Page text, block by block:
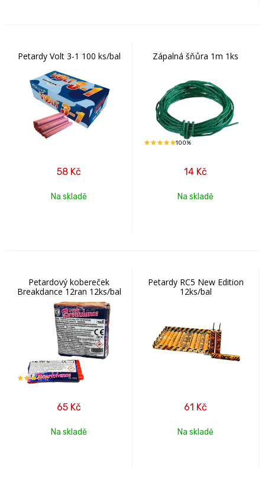
Petardy Volt 3-1 100 ks/bal
58 Kč
Na skladě
Zápalná šňůra 1m 1ks
100%
14 Kč
Na skladě
Petardový kobereček
Breakdance 12ran 12ks/bal
60%
65 Kč
Na skladě
Petardy RC5 New Edition
12ks/bal
61 Kč
Na skladě